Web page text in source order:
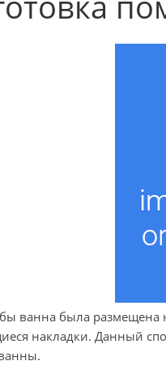
ванна была размещена
накладки. Данный